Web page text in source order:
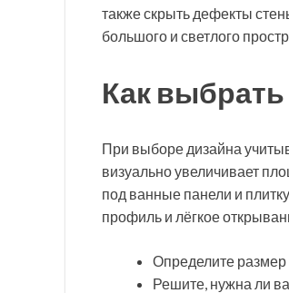
также скрыть дефекты
большого и светлого
Как
При выборе дизайна
визуально увеличивает
под ванные панели и
профиль и лёгкое
Определите размер
Решите, нужна ли